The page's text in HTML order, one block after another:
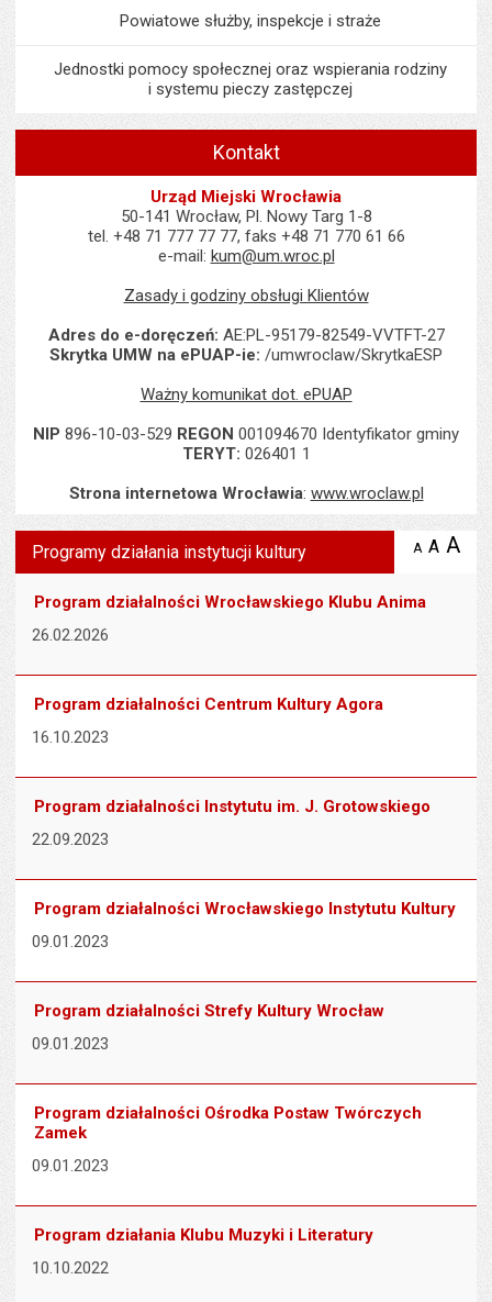
Powiatowe służby, inspekcje i straże
Jednostki pomocy społecznej oraz wspierania rodziny
i systemu pieczy zastępczej
Kontakt
Urząd Miejski Wrocławia
50-141 Wrocław, Pl. Nowy Targ 1-8
tel. +48 71 777 77 77, faks +48 71 770 61 66
e-mail: kum@um.wroc.pl
Zasady i godziny obsługi Klientów
Adres do e-doręczeń: AE:PL-95179-82549-VVTFT-27
Skrytka UMW na ePUAP-ie: /umwroclaw/SkrytkaESP
Ważny komunikat dot. ePUAP
NIP 896-10-03-529 REGON 001094670 Identyfikator gminy
TERYT: 026401 1
Strona internetowa Wrocławia: www.wroclaw.pl
Wyświetlono artykuł "Programy działania instytucji kultury".
Programy działania instytucji kultury A zmniejsz
A A
Program działalności Wrocławskiego Klubu Anima
26.02.2026
Program działalności Centrum Kultury Agora
16.10.2023
Program działalności Instytutu im. J. Grotowskiego
22.09.2023
Program działalności Wrocławskiego Instytutu Kultury
09.01.2023
Program działalności Strefy Kultury Wrocław
09.01.2023
Program działalności Ośrodka Postaw Twórczych
Zamek
09.01.2023
Program działania Klubu Muzyki i Literatury
10.10.2022